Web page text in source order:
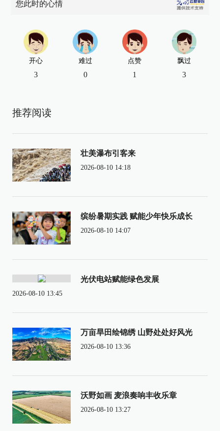
您此时的心情
开心
3
难过
0
点赞
1
飘过
3
推荐阅读
壮美瀑布引客来
2026-08-10 14:18
缤纷暑期实践 赋能少年快乐成长
2026-08-10 14:07
光伏电站赋能绿色发展
2026-08-10 13:45
万亩旱田绘锦绣 山野处处好风光
2026-08-10 13:36
沃野如画 麦浪奏响丰收乐章
2026-08-10 13:27